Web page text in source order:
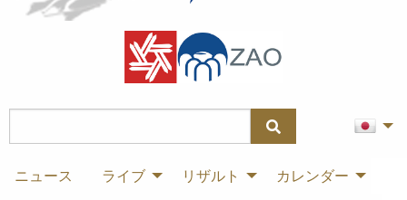
ニュース ライブ リザルト
カレンダー